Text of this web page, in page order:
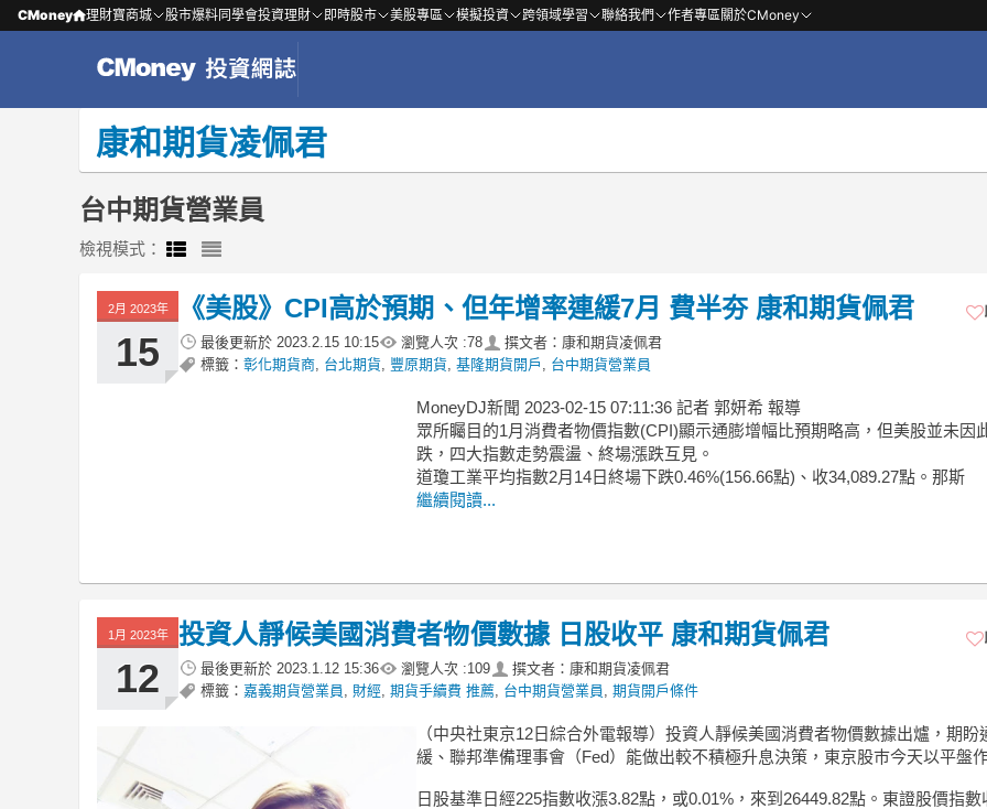
CMoney 理財寶商城 股市爆料同學會投資理財 即時股市 美股專區 模擬投資 跨領域學習 聯絡我們 作者專區關於CMoney
康和期貨凌佩君
台中期貨營業員
檢視模式：
2月 2023年
15
《美股》CPI高於預期、但年增率連緩7月 費半夯 康和期貨佩君
最後更新於 2023.2.15 10:15 瀏覽人次 :78
撰文者：康和期貨凌佩君
標籤： 彰化期貨商 台北期貨 豐原期貨 基隆期貨開戶 台中期貨營業員
MoneyDJ新聞 2023-02-15 07:11:36 記者 郭妍希 報導
眾所矚目的1月消費者物價指數(CPI)顯示通膨增幅比預期略高，但美股並未因
跌，四大指數走勢震盪、終場漲跌互見。
道瓊工業平均指數2月14日終場下跌0.46%(156.66點)、收34,089.27點。那斯
繼續閱讀...
1月 2023年
12
投資人靜候美國消費者物價數據 日股收平 康和期貨佩君
最後更新於 2023.1.12 15:36 瀏覽人次 :109
撰文者：康和期貨凌佩君
標籤： 嘉義期貨營業員 財經 期貨手續費 推薦 台中期貨營業員 期貨開戶條件
（中央社東京12日綜合外電報導）投資人靜候美國消費者物價數據出爐，期盼
緩、聯邦準備理事會（Fed）能做出較不積極升息決策，東京股巿今天以平盤
日股基準日經225指數收漲3.82點，或0.01%，來到26449.82點。東證股價指數